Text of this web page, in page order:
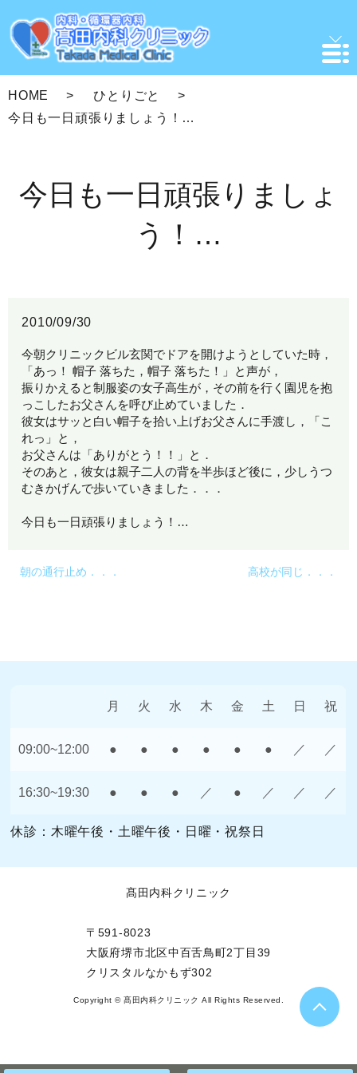
HOME
ひとりごと
今日も一日頑張りましょう！…
今日も一日頑張りましょ
う！…
2010/09/30
今朝クリニックビル玄関でドアを開けようとしていた時，
「あっ！ 帽子 落ちた，帽子 落ちた！」と声が，
振りかえると制服姿の女子高生が，その前を行く園児を抱
っこしたお父さんを呼び止めていました．
彼女はサッと白い帽子を拾い上げお父さんに手渡し，「こ
れっ」と，
お父さんは「ありがとう！！」と．
そのあと，彼女は親子二人の背を半歩ほど後に，少しうつ
むきかげんで歩いていきました．．．
今日も一日頑張りましょう！…
朝の通行止め．．． 高校が同じ．．．
月 火 水 木 金 土 日 祝
09:00~12:00 ● ● ● ● ● ● ／ ／
16:30~19:30 ● ● ● ／ ● ／ ／ ／
休診：木曜午後・土曜午後・日曜・祝祭日
髙田内科クリニック
〒591-8023
大阪府堺市北区中百舌鳥町2丁目39
クリスタルなかもず302
Copyright © 髙田内科クリニック All Rights Reserved.